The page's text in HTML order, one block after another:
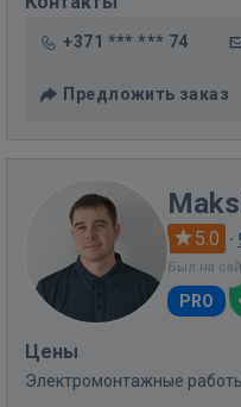
+371 *** *** 74
Предложить заказ
5.0 ·
Был на
PRO
Цены
Электромонтажные